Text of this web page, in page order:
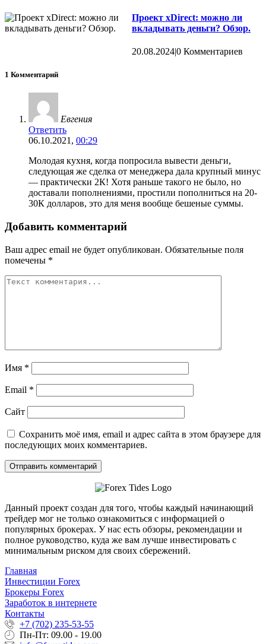
Проект xDirect: можно ли
вкладывать деньги? Обзор.
20.08.2024|0 Комментариев
1 Комментарий
Евгения
Ответить
06.10.2021, 00:29
Молодая кухня, когда попросила вывести деньги,
следующая же сделка от менеджера дала крупный минус
— практически 2К! Хотя раньше такого не было, но
доставали пополнениями, простили пополниться на 20-
30К долларов, это для меня вообще бешеные суммы.
Добавить комментарий
Ваш адрес email не будет опубликован. Обязательные поля
помечены *
Имя *
Email *
Сайт
Сохранить моё имя, email и адрес сайта в этом браузере для
последующих моих комментариев.
Данный проект создан для того, чтобы каждый начинающий
трейдер мог не только ознакомиться с информацией о
популярных брокерах. У нас есть обзоры, рекомендации и
полное руководство, куда же вам лучше инвестировать с
минимальным риском для своих сбережений.
Главная
Инвестиции Forex
Брокеры Forex
Заработок в интернете
Контакты
+7 (702) 235-53-55
Пн-Пт: 09.00 - 19.00